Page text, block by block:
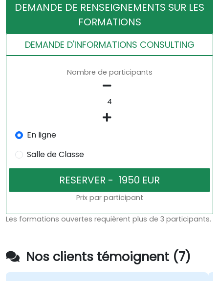
DEMANDE DE RENSEIGNEMENTS SUR LES
FORMATIONS
DEMANDE D'INFORMATIONS CONSULTING
Nombre de participants
En ligne
Salle de Classe
Prix par participant
Les formations ouvertes requièrent plus de 3 participants.
Nos clients témoignent (7)